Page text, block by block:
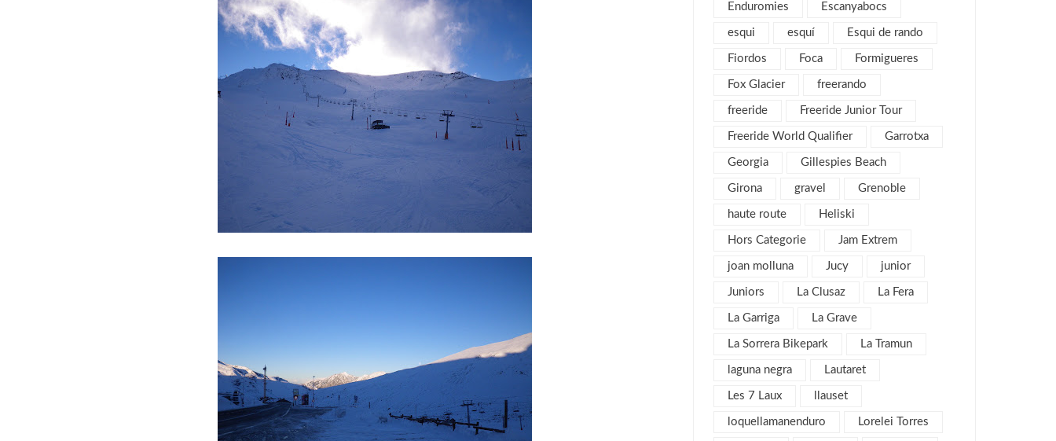
marzo 2017
febrero 2017
enero 2017
diciembre 2016
noviembre 2016
octubre 2016
septiembre 2016
agosto 2016
julio 2016
junio 2016
mayo 2016
Enduromies Escanyabocs
esqui esquí Esqui de rando
Fiordos Foca Formigueres
Fox Glacier freerando
freeride Freeride Junior Tour
Freeride World Qualifier Garrotxa
Georgia Gillespies Beach
Girona gravel Grenoble
haute route Heliski
Hors Categorie Jam Extrem
joan molluna Jucy junior
Juniors La Clusaz La Fera
La Garriga La Grave
La Sorrera Bikepark La Tramun
laguna negra Lautaret
Les 7 Laux llauset
loquellamanenduro Lorelei Torres